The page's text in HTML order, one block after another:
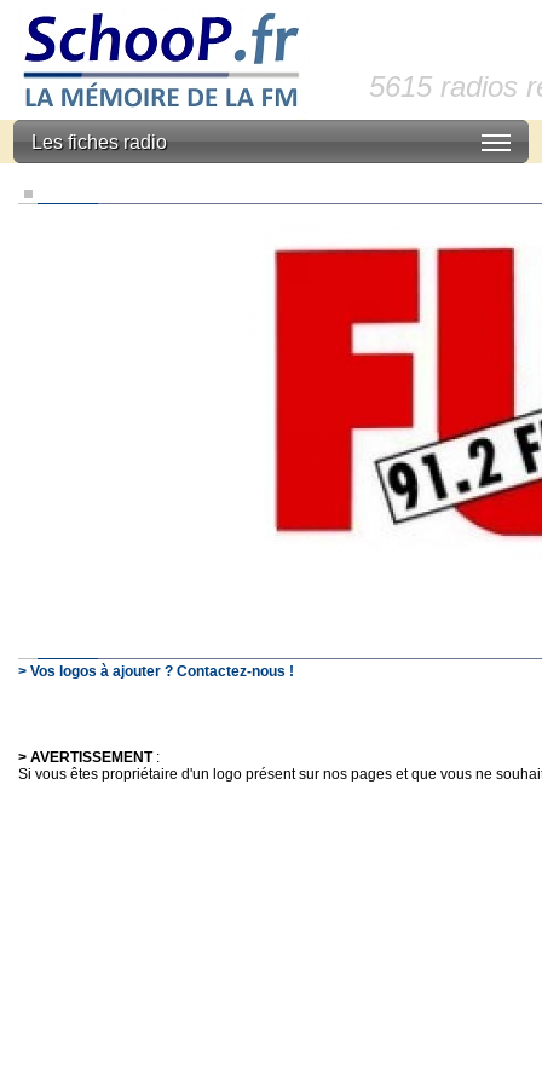
5615 radios
Les fiches radio
> Vos logos à ajouter ? Contactez-nous !
> AVERTISSEMENT:
Si vous êtes propriétaire d'un logo présent sur nos pages et que vous ne